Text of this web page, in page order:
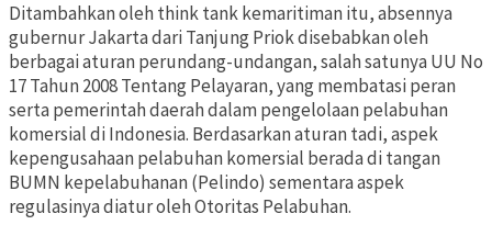
Ditambahkan oleh think tank kemaritiman itu, absennya
gubernur Jakarta dari Tanjung Priok disebabkan oleh
berbagai aturan perundang-undangan, salah satunya UU No
17 Tahun 2008 Tentang Pelayaran, yang membatasi peran
serta pemerintah daerah dalam pengelolaan pelabuhan
komersial di Indonesia. Berdasarkan aturan tadi, aspek
kepengusahaan pelabuhan komersial berada di tangan
BUMN kepelabuhanan (Pelindo) sementara aspek
regulasinya diatur oleh Otoritas Pelabuhan.